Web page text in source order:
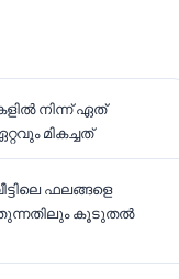
നിന്ന് ഏത്
മികച്ചത്
ഫലങ്ങളെ
കൂടുതൽ